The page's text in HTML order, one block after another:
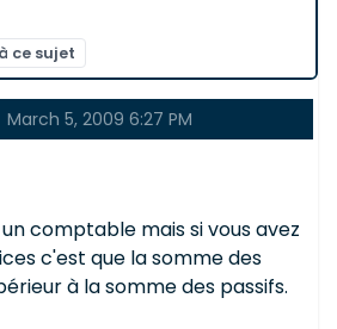
ce sujet
March 5, 2009 6:27 PM
comptable mais si vous avez
c'est que la somme des
à la somme des passifs.